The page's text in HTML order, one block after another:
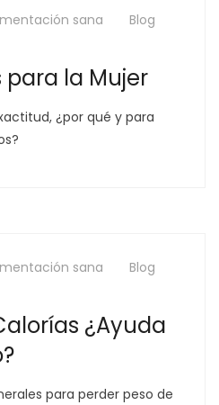
sana
Blog
la Mujer
¿por qué y para
sana
Blog
¿Ayuda
para perder peso de